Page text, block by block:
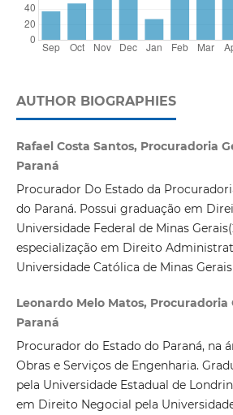
AUTHOR BIOGRAPHIES
Rafael Costa Santos, Procuradoria
Paraná
Procurador Do Estado da
do Paraná. Possui graduação em
Universidade Federal de Minas
especialização em Direito
Universidade Católica de Minas
Leonardo Melo Matos, Procuradoria
Paraná
Procurador do Estado do Paraná, na
Obras e Serviços de Engenharia.
pela Universidade Estadual de
em Direito Negocial pela